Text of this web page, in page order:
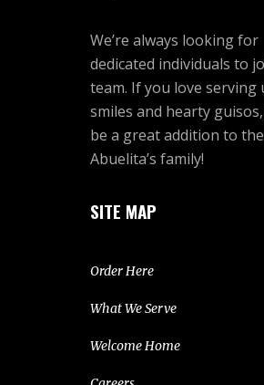
We’re always looking for
dedicated individuals to
team. If you love serving
smiles and hearty guisos,
be a great addition to the
Abuelita’s family!
SITE MAP
Order Here
What We Serve
Welcome Home